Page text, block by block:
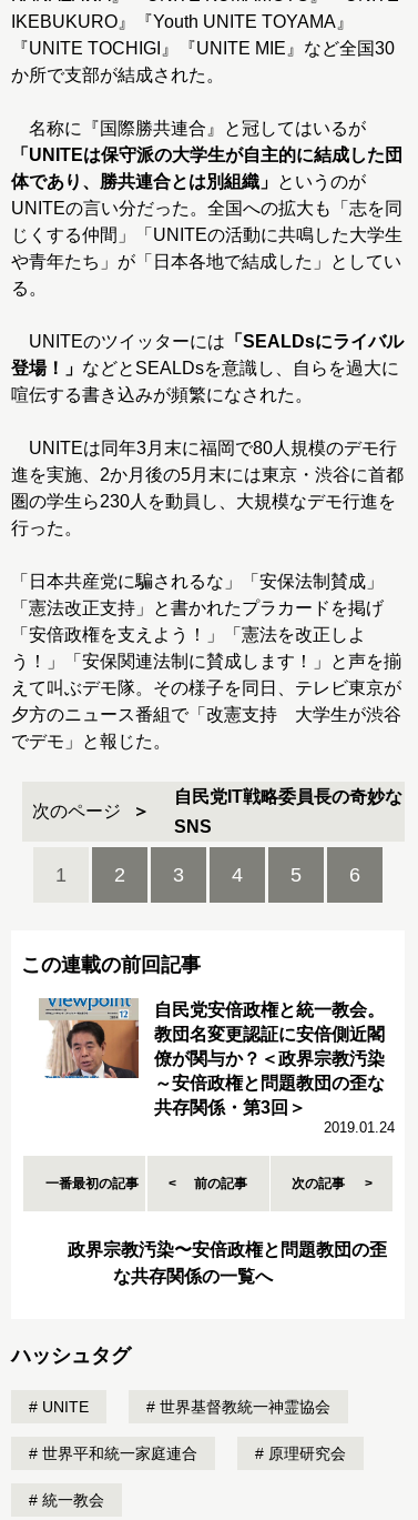
IKEBUKURO』『Youth UNITE TOYAMA』
『UNITE TOCHIGI』『UNITE MIE』など全国30
か所で支部が結成された。
名称に『国際勝共連合』と冠してはいるが
「UNITEは保守派の大学生が自主的に結成した団
体であり、勝共連合とは別組織」 というのが
UNITEの言い分だった。全国への拡大も「志を同
じくする仲間」「UNITEの活動に共鳴した大学生
や青年たち」が「日本各地で結成した」としてい
る。
UNITEのツイッターには 「SEALDsにライバル
登場！」 などとSEALDsを意識し、自らを過大に
喧伝する書き込みが頻繁になされた。
UNITEは同年3月末に福岡で80人規模のデモ行
進を実施、2か月後の5月末には東京・渋谷に首都
圏の学生ら230人を動員し、大規模なデモ行進を
行った。
「日本共産党に騙されるな」「安保法制賛成」
「憲法改正支持」と書かれたプラカードを掲げ
「安倍政権を支えよう！」「憲法を改正しよ
う！」「安保関連法制に賛成します！」と声を揃
えて叫ぶデモ隊。その様子を同日、テレビ東京が
夕方のニュース番組で「改憲支持 大学生が渋谷
でデモ」と報じた。
次のページ
自民党IT戦略委員長の奇妙な
SNS
1 2 3 4 5 6
この連載の前回記事
自民党安倍政権と統一教会。
教団名変更認証に安倍側近閣
僚が関与か？＜政界宗教汚染
～安倍政権と問題教団の歪な
共存関係・第3回＞
2019.01.24
一番最初の記事 前の記事 次の記事
政界宗教汚染〜安倍政権と問題教団の歪
な共存関係の一覧へ
ハッシュタグ
UNITE 世界基督教統一神霊協会
世界平和統一家庭連合 原理研究会
統一教会